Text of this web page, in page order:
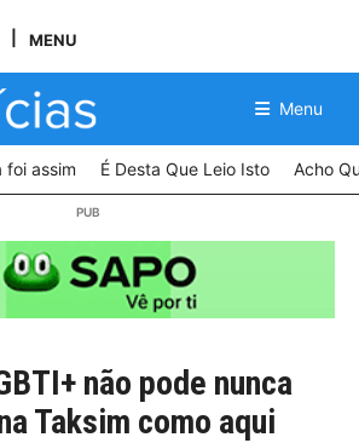
MENU
Menu
foi assim É Desta Que Leio Isto Acho
não pode nunca
Taksim como aqui